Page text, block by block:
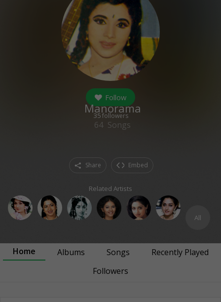
Follow
35followers
Manorama
64 Songs
Share Embed
Related Artists
All
Home Albums Songs
Recently Played
Followers